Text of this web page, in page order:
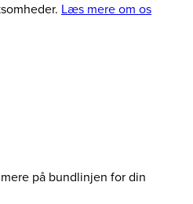
Læs mere om os
på bundlinjen for din